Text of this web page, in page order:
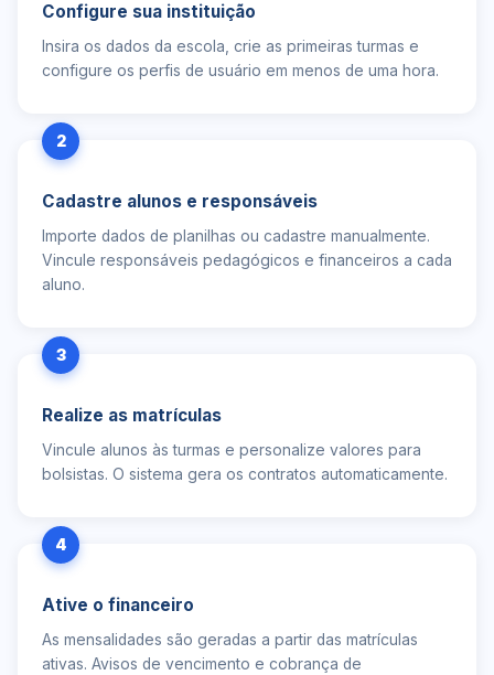
Configure sua instituição
Insira os dados da escola, crie as primeiras turmas e
configure os perfis de usuário em menos de uma hora.
2
Cadastre alunos e responsáveis
Importe dados de planilhas ou cadastre manualmente.
Vincule responsáveis pedagógicos e financeiros a cada
aluno.
3
Realize as matrículas
Vincule alunos às turmas e personalize valores para
bolsistas. O sistema gera os contratos automaticamente.
4
Ative o financeiro
As mensalidades são geradas a partir das matrículas
ativas. Avisos de vencimento e cobrança de